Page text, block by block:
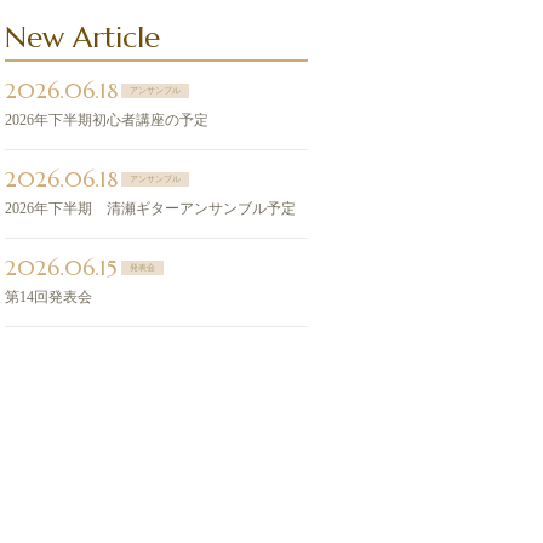
New Article
2026.06.18 アンサンブル
2026年下半期初心者講座の予定
2026.06.18 アンサンブル
2026年下半期 清瀬ギターアンサンブル予定
2026.06.15 発表会
第14回発表会